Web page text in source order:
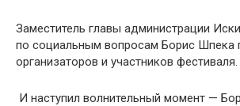
Заместитель главы администрации
по социальным вопросам Борис Шпека
организаторов и участников фестиваля.
И наступил волнительный момент —